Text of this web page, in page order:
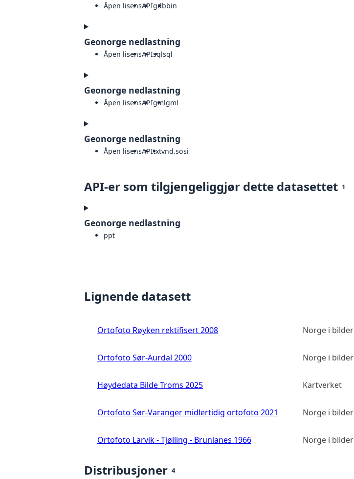
Åpen lisensAPIgdbbin
Geonorge nedlastning
Åpen lisensAPIsqlsql
Geonorge nedlastning
Åpen lisensAPIgmlgml
Geonorge nedlastning
Åpen lisensAPItxtvnd.sosi
API-er som tilgjengeliggjør dette datasettet 1
Geonorge nedlastning
ppt
Lignende datasett
Ortofoto Røyken rektifisert 2008 Norge i bilder
Ortofoto Sør-Aurdal 2000 Norge i bilder
Høydedata Bilde Troms 2025 Kartverket
Ortofoto Sør-Varanger midlertidig ortofoto 2021 Norge i bilder
Ortofoto Larvik - Tjølling - Brunlanes 1966 Norge i bilder
Distribusjoner 4